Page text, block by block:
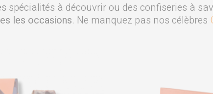
spécialités à découvrir ou des confiseries à
les occasions. Ne manquez pas nos célèbres